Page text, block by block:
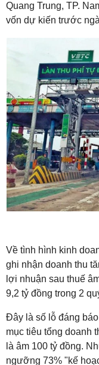
Quang Trung, TP.
vốn dự kiến trước
Về tình hình kinh
ghi nhận doanh thu
lợi nhuận sau thuế
9,2 tỷ đồng trong 2
Đây là số lỗ đáng
mục tiêu tổng doanh
là âm 100 tỷ đồng.
ngưỡng 73% "kế